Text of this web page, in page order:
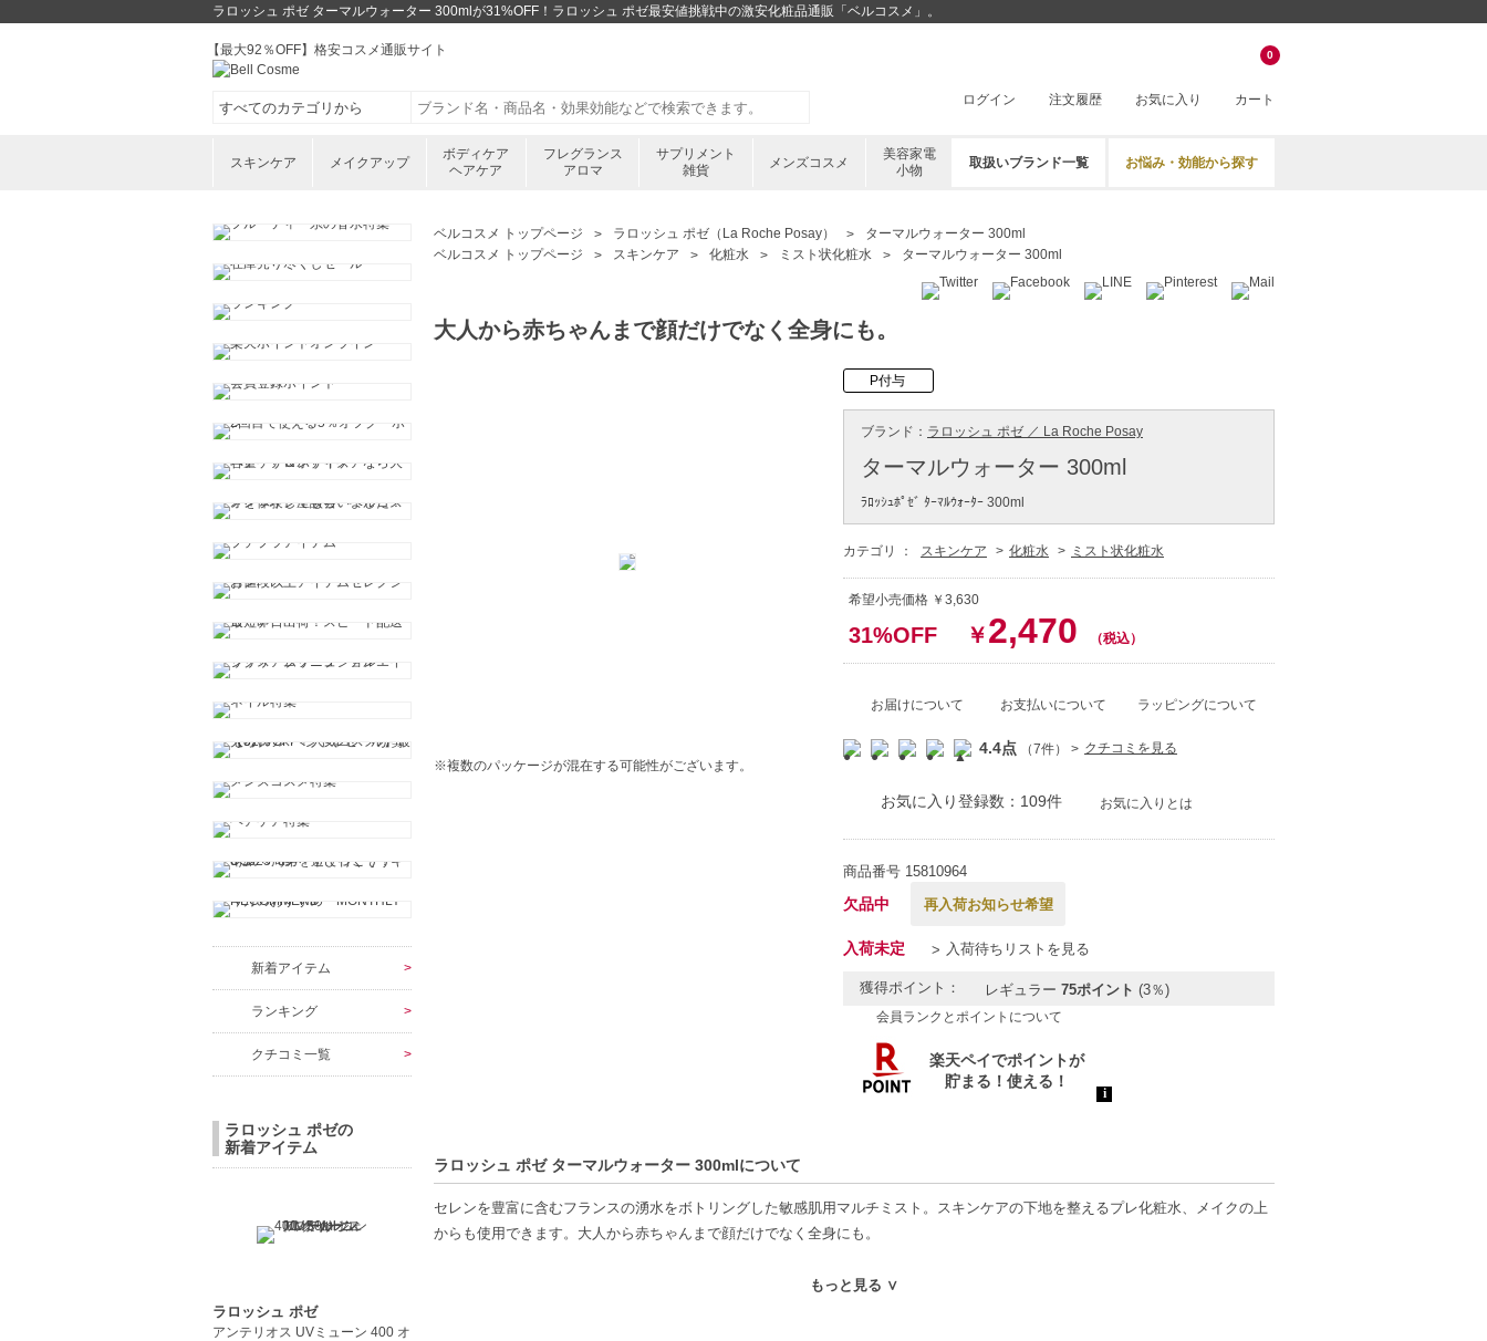
ラロッシュ ポゼ ターマルウォーター 300mlが31%OFF！ラロッシュ ポゼ最安値挑戦中の激安化粧品通販「ベルコスメ」。
【最大92％OFF】格安コスメ通販サイト
ログイン 注文履歴 お気に入り カート
0
スキンケア メイクアップ
ボディケア
ヘアケア
フレグランス
アロマ
サプリメント
雑貨
メンズコスメ
美容家電
小物
取扱いブランド一覧 お悩み・効能から探す
ベルコスメ トップページ ラロッシュ ポゼ（La Roche Posay）
ターマルウォーター 300ml
ベルコスメ トップページ
スキンケア 化粧水 ミスト状化粧水 ターマルウォーター 300ml
大人から赤ちゃんまで顔だけでなく全身にも。
※複数のパッケージが混在する可能性がございます。
P付与
ブランド： ラロッシュ ポゼ ／ La Roche Posay
ターマルウォーター 300ml
ﾗﾛｯｼｭﾎﾟｾﾞ ﾀｰﾏﾙｳｫｰﾀｰ 300ml
カテゴリ ： スキンケア 化粧水 ミスト状化粧水
希望小売価格 ￥3,630
31%OFF ￥2,470 （税込）
お届けについて お支払いについて ラッピングについて
4.4点 （7件） クチコミを見る
お気に入り登録数：109件 お気に入りとは
商品番号 15810964
欠品中 再入荷お知らせ希望
入荷未定 入荷待ちリストを見る
獲得ポイント： レギュラー 75ポイント (3％)
会員ランクとポイントについて
ラロッシュ ポゼ ターマルウォーター 300mlについて
セレンを豊富に含むフランスの湧水をボトリングした敏感肌用マルチミスト。スキンケアの下地を整えるプレ化粧水、メイクの上
からも使用できます。大人から赤ちゃんまで顔だけでなく全身にも。
もっと見る ∨
新着アイテム
ランキング
クチコミ一覧
ラロッシュ ポゼの
新着アイテム
ラロッシュ ポゼ
アンテリオス UVミューン 400 オ